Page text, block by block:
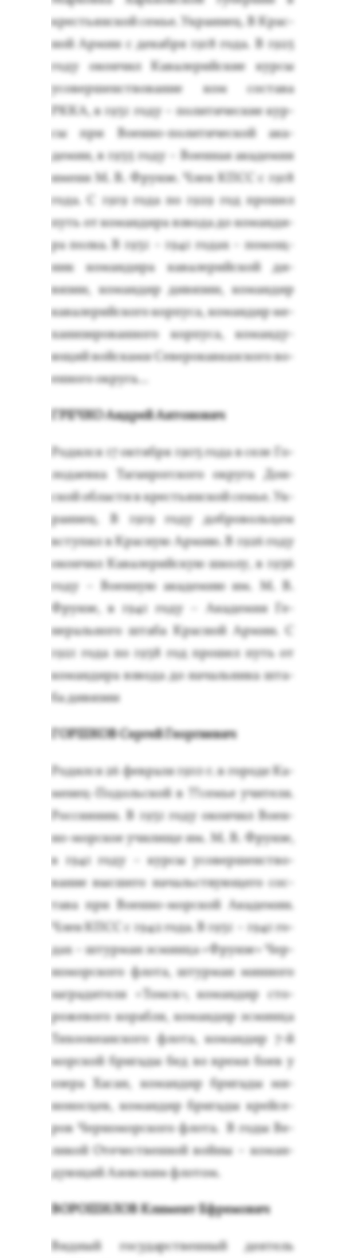
кресть­ян­ской семье. Ук­ра­инец. В Крас­
ной Ар­мии с де­каб­ря 1918 го­да. В 1925
го­ду окон­чил Ка­вале­рий­ские кур­сы
усо­вер­шенс­тво­вание ком сос­та­ва
РККА, в 1931 го­ду – по­лити­чес­кие кур­
сы при Во­ен­но-по­лити­чес­кой ака­
демии, в 1935 го­ду – Во­ен­ная ака­демия
име­ни М. В. Фрун­зе. Член КПСС с 1918
го­да. С 1919 го­да по 1929 год про­шел
путь от ко­ман­ди­ра взво­да до ко­ман­ди­
ра пол­ка. В 1931 – 1941 го­дах – по­мощ­
ник ко­ман­ди­ра ка­вале­рий­ской ди­
визии, ко­ман­дир ди­визии, ко­ман­дир
ка­вале­рий­ско­го кор­пу­са, ко­ман­дир ме­
хани­зиро­ван­но­го кор­пу­са, ко­ман­ду­
ющий вой­ска­ми Се­веро­кав­каз­ско­го во­
ен­но­го ок­ру­га...
ГРЕЧ­КО Ан­дрей Ан­то­нович
Ро­дил­ся 17 ок­тября 1903 го­да в се­ле Го­
лода­ев­ка Та­ган­рог­ско­го ок­ру­га Дон­
ской об­ласти в кресть­ян­ской семье. Ук­
ра­инец. В 1919 го­ду доб­ро­воль­цем
всту­пил в Крас­ную Ар­мию. В 1926 го­ду
окон­чил Ка­вале­рий­скую шко­лу, в 1936
го­ду – Во­ен­ную ака­демию им. М. В.
Фрун­зе, в 1941 го­ду – Ака­демия Ге­
нераль­но­го шта­ба Крас­ной Ар­мии. С
1921 го­да по 1938 год про­шел путь от
ко­ман­ди­ра взво­да до на­чаль­ни­ка шта­
ба ди­визии
ГОР­ШКОВ Сер­гей Ге­ор­ги­евич
Ро­дил­ся 26 фев­ра­ля 1910 г. в го­роде Ка­
менец-По­доль­ской в ??семье учи­теля.
Рос­си­янин. В 1931 го­ду окон­чил Во­ен­
но-мор­ское учи­лище им. М. В. Фрун­зе,
в 1941 го­ду – кур­сы усо­вер­шенс­тво­
вание выс­ше­го на­чаль­ству­юще­го сос­
та­ва при Во­ен­но-мор­ской Ака­демии.
Член КПСС с 1942 го­да. В 1931 – 1941 го­
дах – штур­ман эс­минца «Фрун­зе» Чер­
но­мор­ско­го фло­та, штур­ман мин­но­го
заг­ра­дите­ля «Томск», ко­ман­дир сто­
роже­вого ко­раб­ля, ко­ман­дир эс­минца
Ти­хо­оке­ан­ско­го фло­та, ко­ман­дир 7-й
мор­ской бри­гады бед во вре­мя бо­ев у
озе­ра Ха­сан, ко­ман­дир бри­гады ми­
нонос­цев, ко­ман­дир бри­гады крей­се­
ров Чер­но­мор­ско­го фло­та. В го­ды Ве­
ликой Оте­чес­твен­ной вой­ны – ко­ман­
ду­ющий Азов­ским фло­том.
ВО­РОШИ­ЛОВ Кли­мент Еф­ре­мович
Вид­ный го­сударс­твен­ный де­ятель